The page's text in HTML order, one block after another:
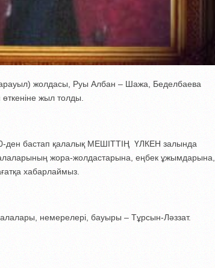
жолдасы, Руы Албан – Шажа, Беделбаева
жыл толды.
ден бастап қалалық МЕШІТТІҢ ҮЛКЕН залында
жора-жолдастарына, еңбек ұжымдарына,
хабарлаймыз.
немерелері, бауыры – Тұрсын-Ләззат.